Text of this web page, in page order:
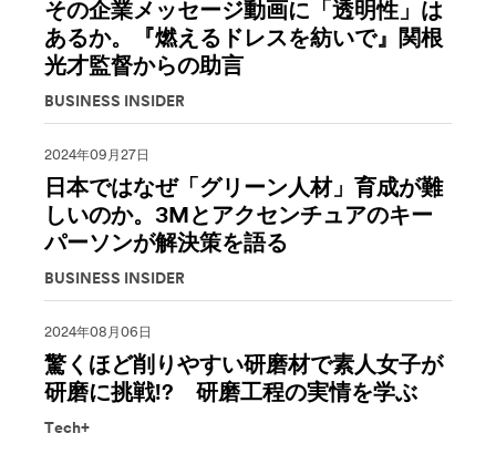
その企業メッセージ動画に「透明性」は
あるか。『燃えるドレスを紡いで』関根
光才監督からの助言
BUSINESS INSIDER
2024年09月27日
日本ではなぜ「グリーン人材」育成が難
しいのか。3Mとアクセンチュアのキー
パーソンが解決策を語る
BUSINESS INSIDER
2024年08月06日
驚くほど削りやすい研磨材で素人女子が
研磨に挑戦!? 研磨工程の実情を学ぶ
Tech+